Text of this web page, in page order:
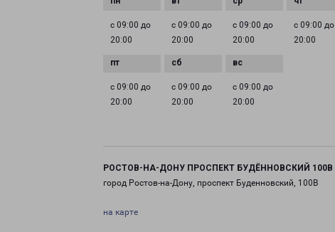
с 09:00 до
20:00
с 09:00 до
20:00
с 09:00 до
20:00
с 09:00 до
20:00
с 09:00 до
20:00
с 09:00 до
20:00
с 09:00 до
20:00
РОСТОВ-НА-ДОНУ ПРОСПЕКТ БУДЁННОВСКИЙ 100В
город Ростов-на-Дону, проспект Буденновский, 100В
на карте